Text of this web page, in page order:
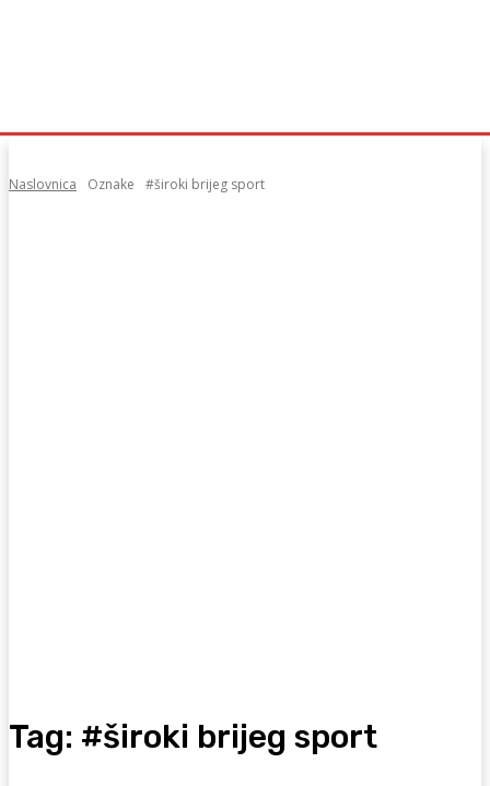
Naslovnica Oznake #široki brijeg sport
Tag: #široki brijeg sport